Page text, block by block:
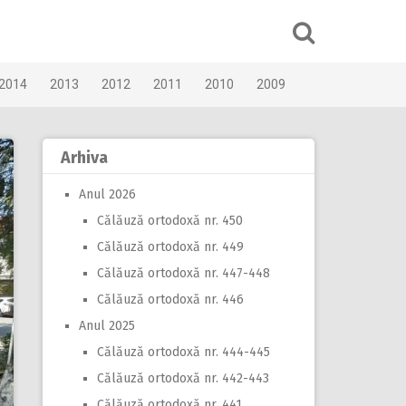
2013 2012 2011 2010 2009
Arhiva
Anul 2026
Călăuză ortodoxă nr. 450
Călăuză ortodoxă nr. 449
Călăuză ortodoxă nr. 447-448
Călăuză ortodoxă nr. 446
Anul 2025
Călăuză ortodoxă nr. 444-445
Călăuză ortodoxă nr. 442-443